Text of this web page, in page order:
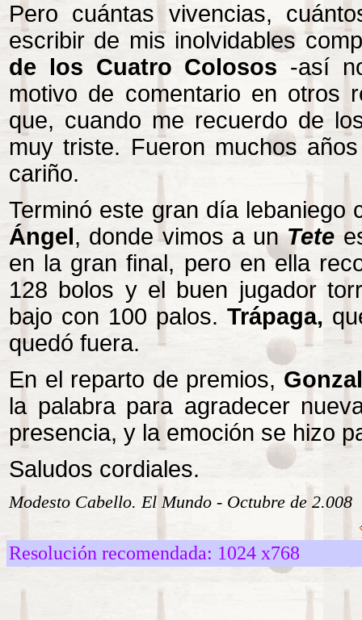
Pero cuántas vivencias,
escribir de mis inolvidables
de los Cuatro Colosos -así
motivo de comentario en otros
que, cuando me recuerdo de
muy triste. Fueron muchos
cariño.
Terminó este gran día lebaniego
Ángel, donde vimos a unTete
en la gran final, pero en ella
128 bolos y el buen jugador
bajo con 100 palos. Trápaga,
quedó fuera.
En el reparto de premios,
la palabra para agradecer
presencia, y la emoción se hizo
Saludos cordiales.
Modesto Cabello. El Mundo - Octubre de 2.008
Resolución recomendada: 1024 x768